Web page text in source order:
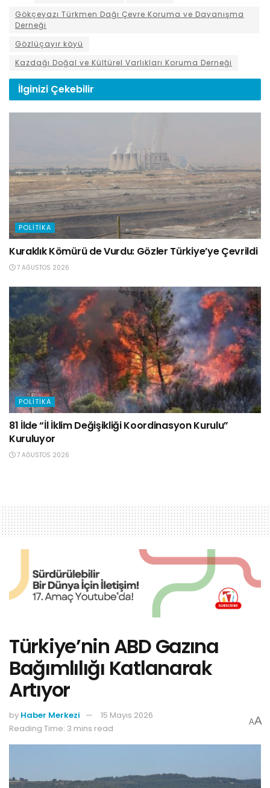
Gökçeyazı Türkmen Dağı Çevre Koruma ve Dayanışma
Derneği
Gözlüçayır köyü
Kazdağı Doğal ve Kültürel Varlıkları Koruma Derneği
İlginizi Çekebilir
POLITIKA
Kuraklık Kömürü de Vurdu: Gözler Türkiye’ye Çevrildi
7 AĞUSTOS 2026
POLITIKA
81 İlde “İl İklim Değişikliği Koordinasyon Kurulu”
Kuruluyor
7 AĞUSTOS 2026
Türkiye’nin ABD Gazına
Bağımlılığı Katlanarak
Artıyor
by Haber Merkezi
15 Mayıs 2026
Reading Time: 3 mins read
AA